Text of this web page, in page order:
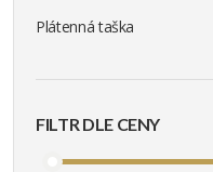
Plátenná taška
FILTR DLE CENY